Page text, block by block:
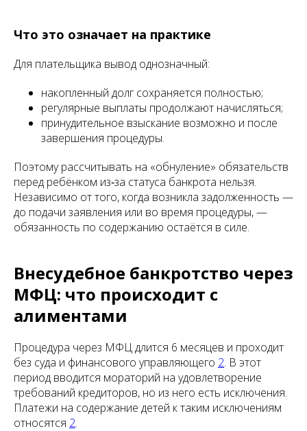
Что это означает на практике
Для плательщика вывод однозначный:
накопленный долг сохраняется полностью;
регулярные выплаты продолжают начисляться;
принудительное взыскание возможно и после
завершения процедуры.
Поэтому рассчитывать на «обнуление» обязательств
перед ребёнком из‑за статуса банкрота нельзя.
Независимо от того, когда возникла задолженность —
до подачи заявления или во время процедуры, —
обязанность по содержанию остаётся в силе.
Внесудебное банкротство через
МФЦ: что происходит с
алиментами
Процедура через МФЦ длится 6 месяцев и проходит
без суда и финансового управляющего 2. В этот
период вводится мораторий на удовлетворение
требований кредиторов, но из него есть исключения.
Платежи на содержание детей к таким исключениям
относятся 2.